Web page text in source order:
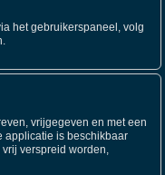
het gebruikerspaneel, volg
vrijgegeven en met een
applicatie is beschikbaar
verspreid worden,